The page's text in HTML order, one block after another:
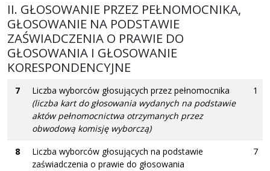
II. GŁOSOWANIE PRZEZ PEŁNOMOCNIKA,
GŁOSOWANIE NA PODSTAWIE
ZAŚWIADCZENIA O PRAWIE DO
GŁOSOWANIA I GŁOSOWANIE
KORESPONDENCYJNE
7
Liczba wyborców głosujących przez pełnomocnika
(liczba kart do głosowania wydanych na podstawie
aktów pełnomocnictwa otrzymanych przez
obwodową komisję wyborczą)
1
8
Liczba wyborców głosujących na podstawie
zaświadczenia o prawie do głosowania
7